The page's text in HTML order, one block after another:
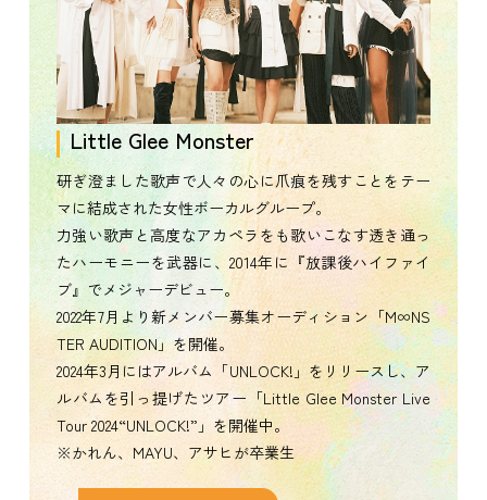
Little Glee Monster
研ぎ澄ました歌声で人々の心に爪痕を残すことをテー
マに結成された女性ボーカルグループ。
力強い歌声と高度なアカペラをも歌いこなす透き通っ
たハーモニーを武器に、2014年に『放課後ハイファイ
ブ』でメジャーデビュー。
2022年7月より新メンバー募集オーディション「M∞NS
TER AUDITION」を開催。
2024年3月にはアルバム「UNLOCK!」をリリースし、ア
ルバムを引っ提げたツアー「Little Glee Monster Live
Tour 2024“UNLOCK!”」を開催中。
※かれん、MAYU、アサヒが卒業生